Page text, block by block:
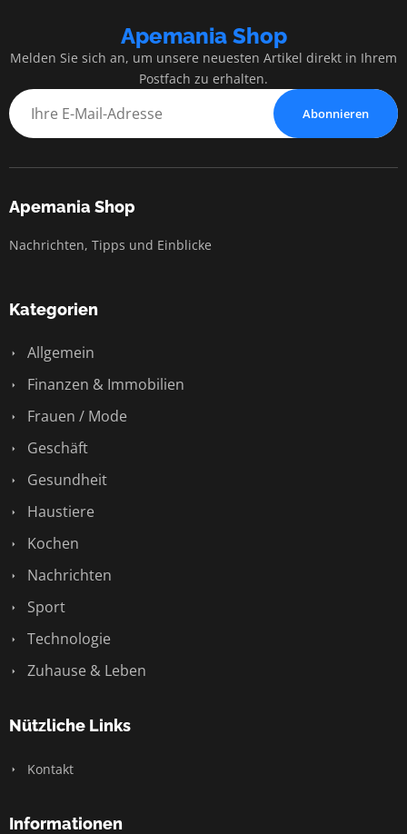
Apemania Shop
Melden Sie sich an, um unsere neuesten Artikel direkt in Ihrem
Postfach zu erhalten.
Abonnieren
Apemania Shop
Nachrichten, Tipps und Einblicke
Kategorien
Allgemein
Finanzen & Immobilien
Frauen / Mode
Geschäft
Gesundheit
Haustiere
Kochen
Nachrichten
Sport
Technologie
Zuhause & Leben
Nützliche Links
Kontakt
Informationen